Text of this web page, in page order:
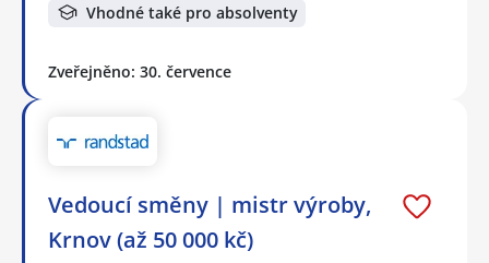
Vhodné také pro absolventy
Zveřejněno: 30. července
Vedoucí směny | mistr výroby,
Krnov (až 50 000 kč)